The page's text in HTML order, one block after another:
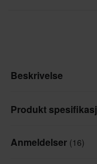
Beskrivelse
Ladekabel CTEK
Produkt
Varemerke
Anmeldelser (16)